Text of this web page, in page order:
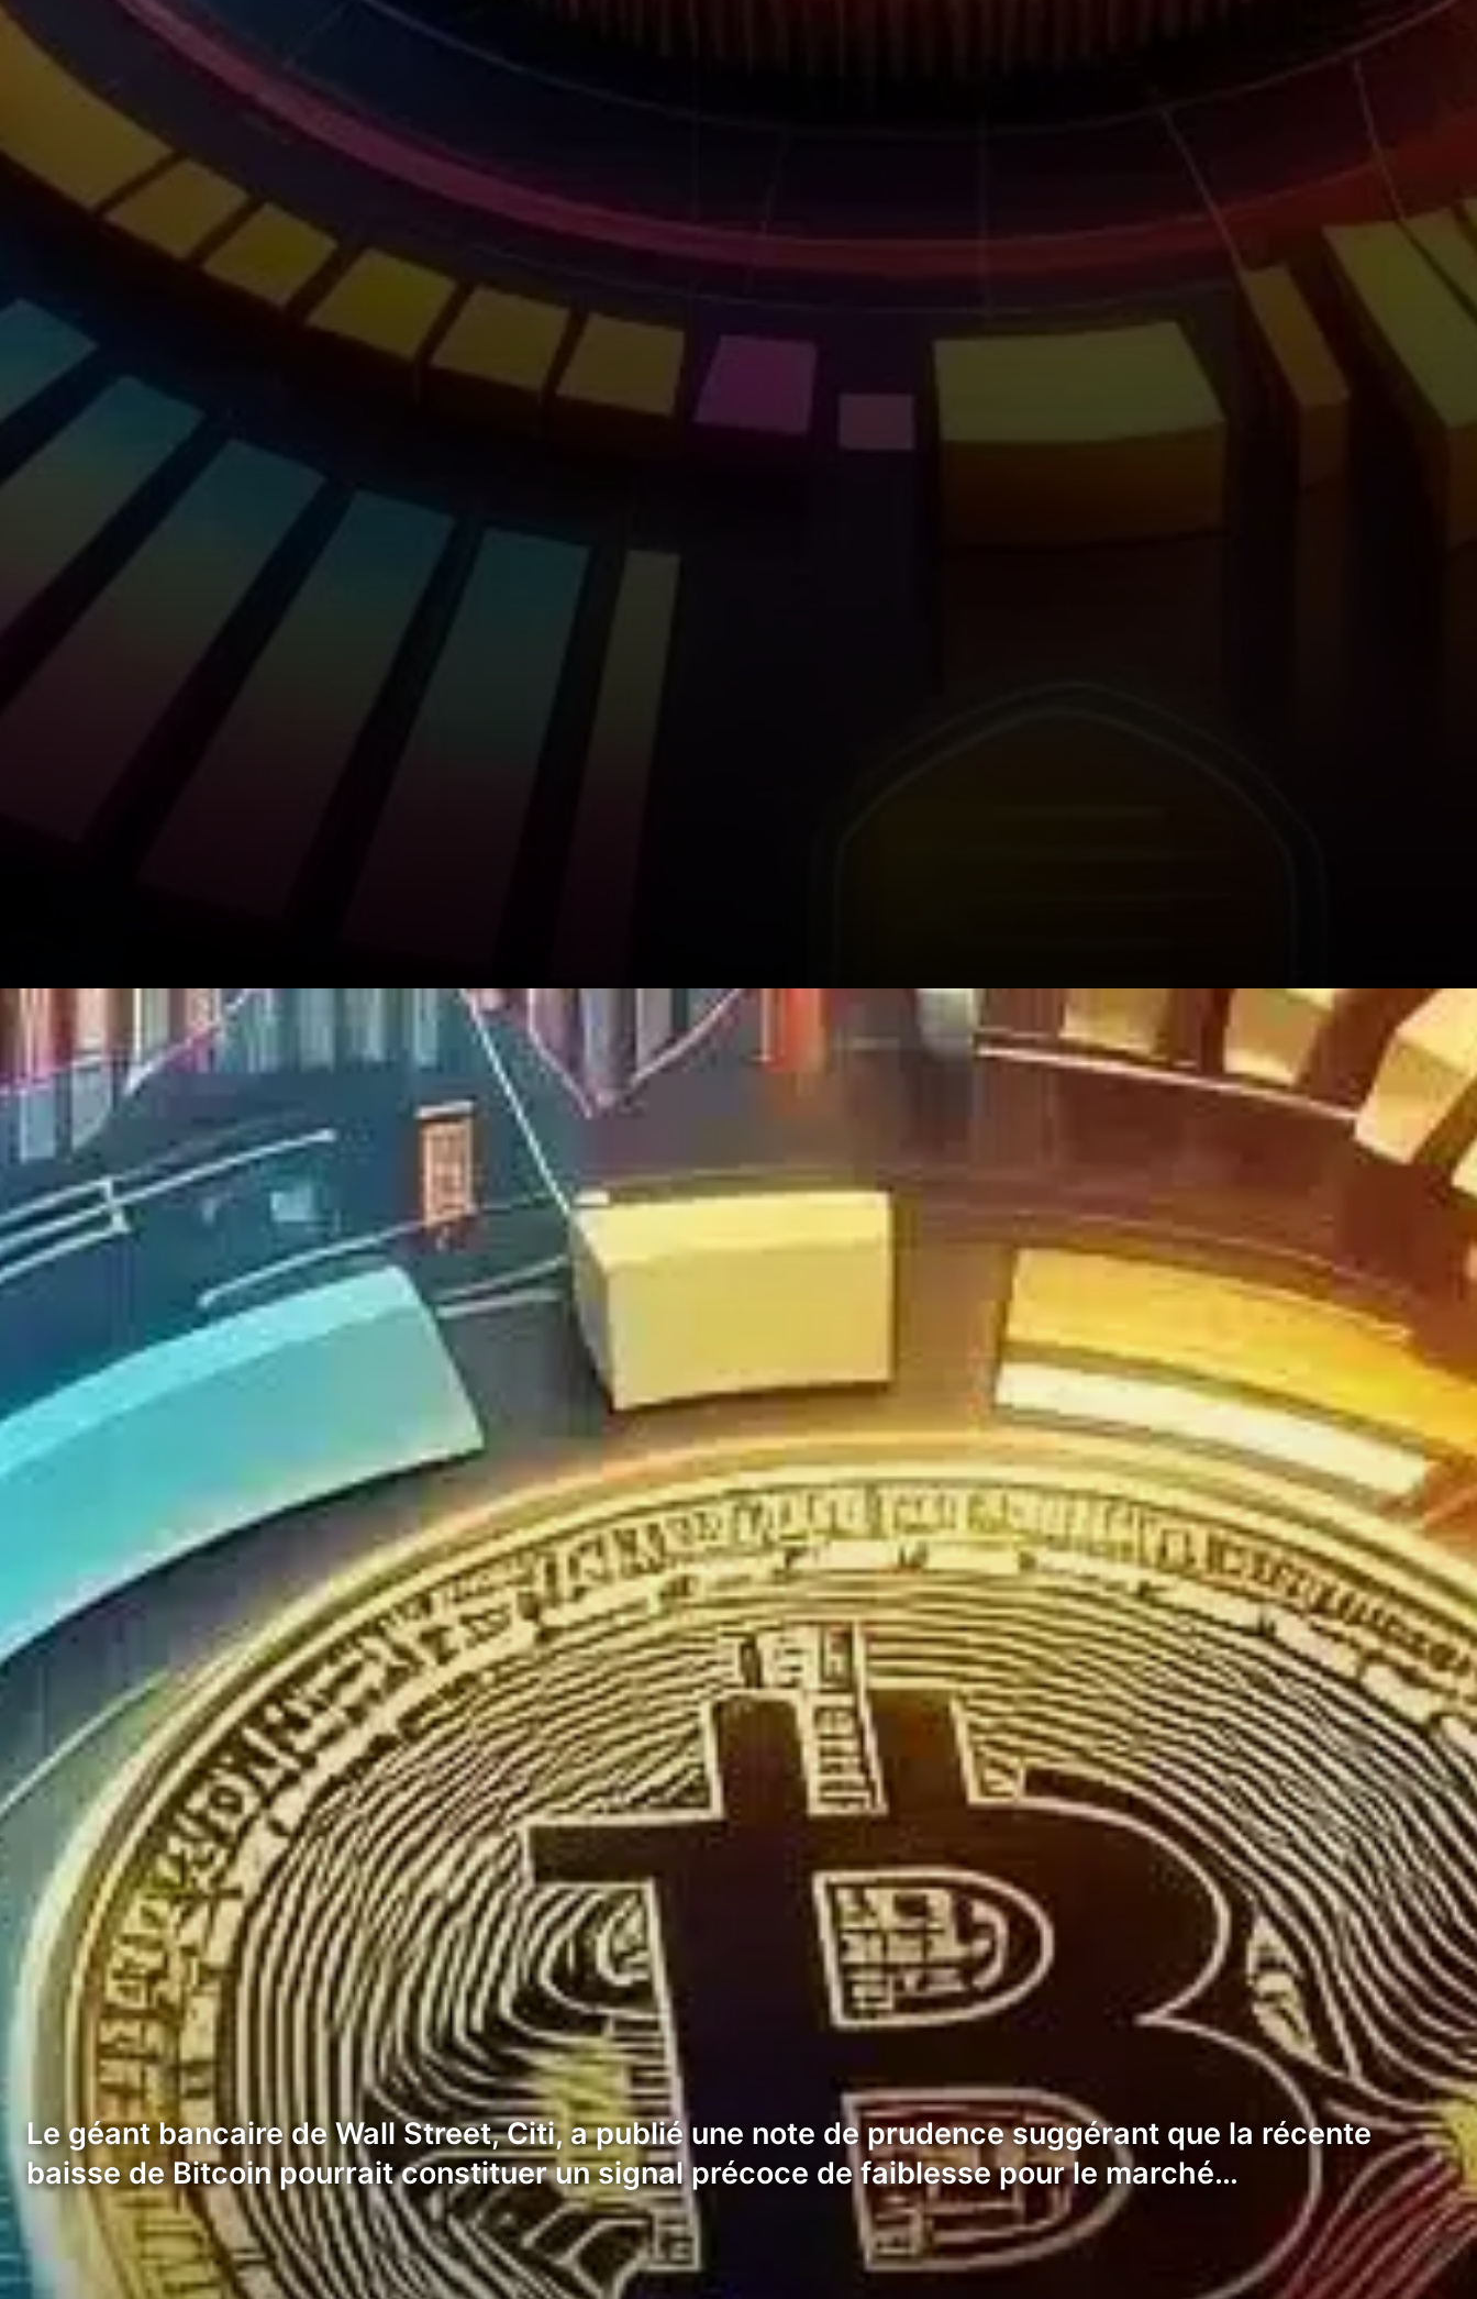
Le géant bancaire de Wall Street, Citi, a publié une note de prudence suggérant que la récente
baisse de Bitcoin pourrait constituer un signal précoce de faiblesse pour le marché…